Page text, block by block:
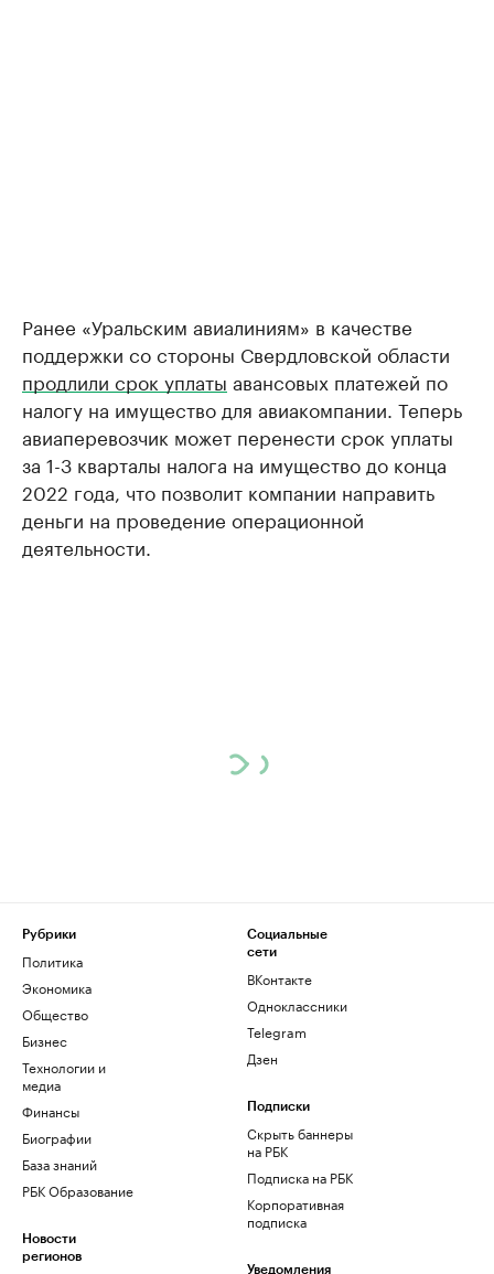
Ранее «Уральским авиалиниям» в качестве
поддержки со стороны Свердловской области
продлили срок уплаты авансовых платежей по
налогу на имущество для авиакомпании. Теперь
авиаперевозчик может перенести срок уплаты
за 1-3 кварталы налога на имущество до конца
2022 года, что позволит компании направить
деньги на проведение операционной
деятельности.
Рубрики
Политика
Экономика
Общество
Бизнес
Технологии и
медиа
Финансы
Биографии
База знаний
РБК Образование
Новости
регионов
Социальные
сети
ВКонтакте
Одноклассники
Telegram
Дзен
Подписки
Скрыть баннеры
на РБК
Подписка на РБК
Корпоративная
подписка
Уведомления